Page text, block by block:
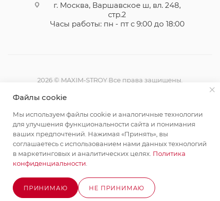
ОЖИДАЕТСЯ ПОСТУПЛЕНИЕ
г. Москва, Варшавское ш, вл. 248,
стр.2
Часы работы: пн - пт с 9:00 до 18:00
2026 © MAXIM-STROY Все права защищены.
офертой определяемой положениями Статьи 437
Гражданского кодекса Российской Федерации.
Политика конфиденциальности
Разработка сайта на Битрикс
Файлы cookie
Мы используем файлы cookie и аналогичные технологии
для улучшения функциональности сайта и понимания
ваших предпочтений. Нажимая «Принять», вы
соглашаетесь с использованием нами данных технологий
в маркетинговых и аналитических целях. Политика
конфиденциальности
ПРИНИМАЮ НЕ ПРИНИМАЮ